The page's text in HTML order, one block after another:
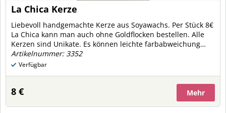
La Chica Kerze
Liebevoll handgemachte Kerze aus Soyawachs. Per Stück 8€
La Chica kann man auch ohne Goldflocken bestellen. Alle
Kerzen sind Unikate. Es können leichte farbabweichung
vorkommen.
Artikelnummer: 3352
Verfügbar
8 € Mehr